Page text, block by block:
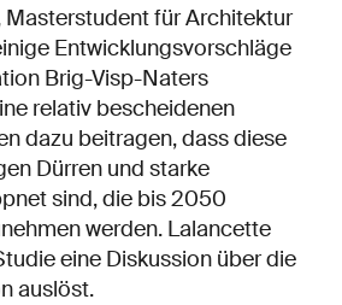
Masterstudent für Architektur
Entwicklungsvorschläge
Brig-Visp-Naters
relativ bescheidenen
dazu beitragen, dass diese
Dürren und starke
sind, die bis 2050
werden. Lalancette
eine Diskussion über die
auslöst.